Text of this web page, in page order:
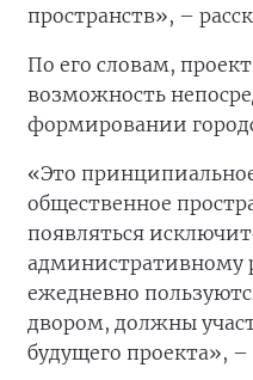
пространств», –
По его словам,
возможность
формировании
«Это
общественное
появляться
ежедневно
двором, должны
будущего проекта»,